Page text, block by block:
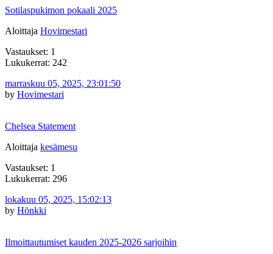
Sotilaspukimon pokaali 2025
Aloittaja Hovimestari
Vastaukset: 1
Lukukerrat: 242
marraskuu 05, 2025, 23:01:50
by Hovimestari
Chelsea Statement
Aloittaja kesämesu
Vastaukset: 1
Lukukerrat: 296
lokakuu 05, 2025, 15:02:13
by Hönkki
Ilmoittautumiset kauden 2025-2026 sarjoihin